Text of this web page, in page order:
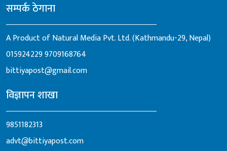
सम्पर्क ठेगाना
A Product of Natural Media Pvt. Ltd. (Kathmandu-29, Nepal)
0159242299709168764
bittiyapost@gmail.com
विज्ञापन शाखा
9851182313
advt@bittiyapost.com